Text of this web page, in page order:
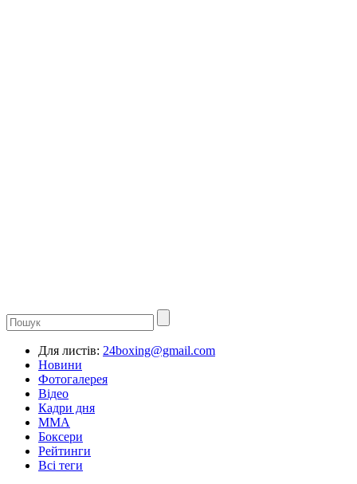
Для листів: 24boxing@gmail.com
Новини
Фотогалерея
Відео
Кадри дня
ММА
Боксери
Рейтинги
Всі теги